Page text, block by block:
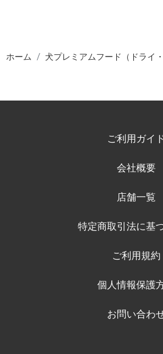
ホーム 犬プレミアムフード（ドライ
ご利用ガイ
会社概要
店舗一覧
特定商取引法に基
ご利用規約
個人情報保護
お問い合わ